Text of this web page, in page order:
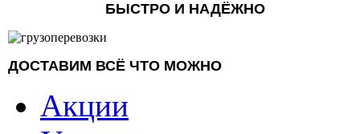
БЫСТРО И НАДЁЖНО
ДОСТАВИМ ВСЁ ЧТО МОЖНО
Акции